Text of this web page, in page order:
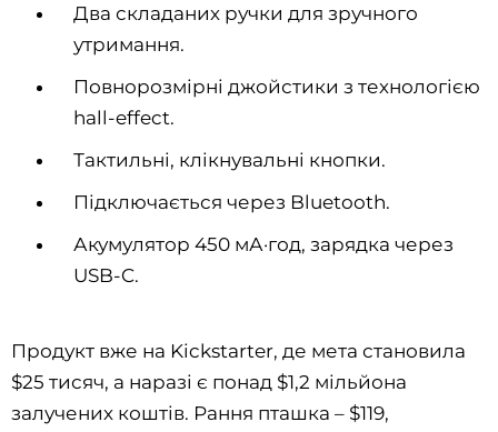
Два складаних ручки для зручного
утримання.
Повнорозмірні джойстики з технологією
hall-effect.
Тактильні, клікнувальні кнопки.
Підключається через Bluetooth.
Акумулятор 450 мА·год, зарядка через
USB-C.
Продукт вже на Kickstarter, де мета становила
$25 тисяч, а наразі є понад $1,2 мільйона
залучених коштів. Рання пташка – $119,